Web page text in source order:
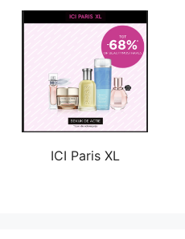
ICI Paris XL